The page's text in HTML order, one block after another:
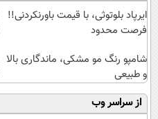
ایرپاد بلوتوثی، با قیمت باورنکردنی!!
فرصت محدود
شامپو رنگ مو مشکی، ماندگاری بالا
و طبیعی
از سراسر وب